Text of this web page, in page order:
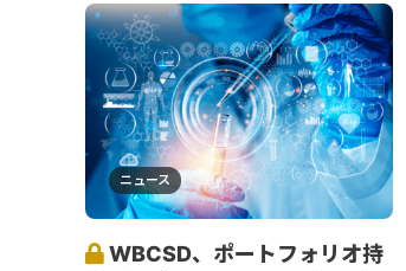
ニュース
WBCSD、ポートフォリオ持